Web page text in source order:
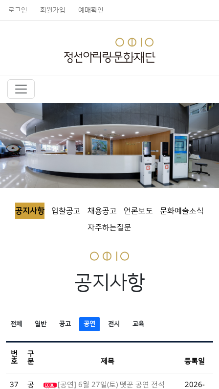
로그인 회원가입 예매확인
공지사항 입찰공고 채용공고 언론보도
문화예술소식
자주하는질문
공지사항
전체 일반 공고 공연 전시 교육
번
호
구
분
제목 등록일
37
공
[공연] 6월 27일(토) 뗏꾼 공연 전석
2026-